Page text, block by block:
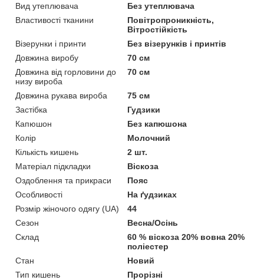
Вид утеплювача
Без утеплювача
Властивості тканини
Повітропроникність,
Вітростійкість
Візерунки і принти
Без візерунків і принтів
Довжина виробу
70 см
Довжина від горловини до
низу вироба
70 см
Довжина рукава вироба
75 см
Застібка
Гудзики
Капюшон
Без капюшона
Колір
Молочний
Кількість кишень
2 шт.
Матеріал підкладки
Віскоза
Оздоблення та прикраси
Пояс
Особливості
На ґудзиках
Розмір жіночого одягу (UA)
44
Сезон
Весна/Осінь
Склад
60 % віскоза 20% вовна 20%
поліестер
Стан
Новий
Тип кишень
Прорізні